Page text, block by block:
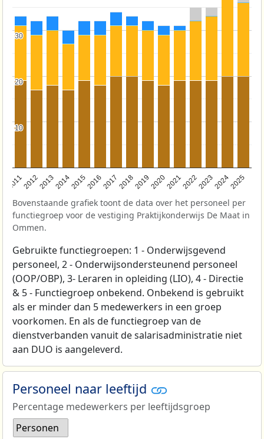
201120122013201420152016201720182019202020212022202320242025
10
10
20
20
30
30
Bovenstaande grafiek toont de data over het personeel per
functiegroep voor de vestiging Praktijkonderwijs De Maat in
Ommen.
Gebruikte functiegroepen: 1 - Onderwijsgevend
personeel, 2 - Onderwijsondersteunend personeel
(OOP/OBP), 3- Leraren in opleiding (LIO), 4 - Directie
& 5 - Functiegroep onbekend. Onbekend is gebruikt
als er minder dan 5 medewerkers in een groep
voorkomen. En als de functiegroep van de
dienstverbanden vanuit de salarisadministratie niet
aan DUO is aangeleverd.
Personeel naar leeftijd
Percentage medewerkers per leeftijdsgroep
Personen